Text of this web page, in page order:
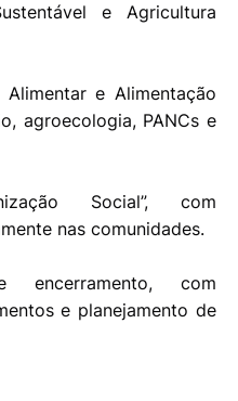
e Agricultura
Alimentar e Alimentação
agroecologia, PANCs e
Social”, com
nas comunidades.
encerramento, com
e planejamento de